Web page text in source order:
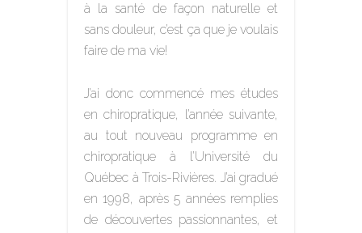
à la santé de façon naturelle et
sans douleur, c’est ça que je voulais
faire de ma vie!
J’ai donc commencé mes études
en chiropratique, l’année suivante,
au tout nouveau programme en
chiropratique à l’Université du
Québec à Trois-Rivières. J’ai gradué
en 1998, après 5 années remplies
de découvertes passionnantes, et